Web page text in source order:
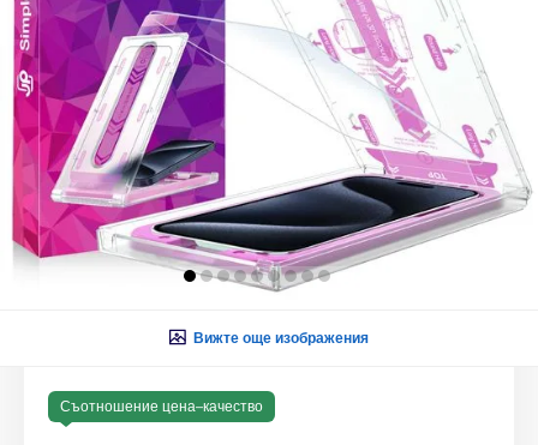
Вижте още изображения
Съотношение цена–качество